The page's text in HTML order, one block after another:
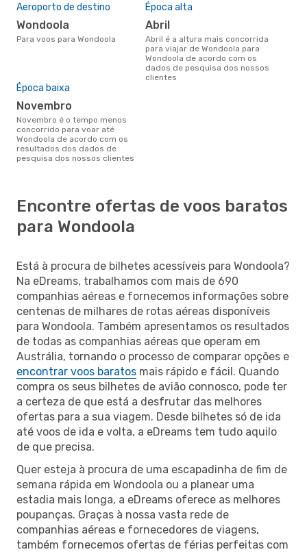
Aeroporto de destino
Wondoola
Para voos para Wondoola
Época alta
abril
abril é a altura mais concorrida
para viajar de Wondoola para
Wondoola de acordo com os
dados de pesquisa dos nossos
clientes
Época baixa
novembro
novembro é o tempo menos
concorrido para voar até
Wondoola de acordo com os
resultados dos dados de
pesquisa dos nossos clientes
Encontre ofertas de voos baratos
para Wondoola
Está à procura de bilhetes acessíveis para Wondoola?
Na eDreams, trabalhamos com mais de 690
companhias aéreas e fornecemos informações sobre
centenas de milhares de rotas aéreas disponíveis
para Wondoola. Também apresentamos os resultados
de todas as companhias aéreas que operam em
Austrália, tornando o processo de comparar opções e
encontrar voos baratos mais rápido e fácil. Quando
compra os seus bilhetes de avião connosco, pode ter
a certeza de que está a desfrutar das melhores
ofertas para a sua viagem. Desde bilhetes só de ida
até voos de ida e volta, a eDreams tem tudo aquilo
de que precisa.
Quer esteja à procura de uma escapadinha de fim de
semana rápida em Wondoola ou a planear uma
estadia mais longa, a eDreams oferece as melhores
poupanças. Graças à nossa vasta rede de
companhias aéreas e fornecedores de viagens,
também fornecemos ofertas de férias perfeitas com